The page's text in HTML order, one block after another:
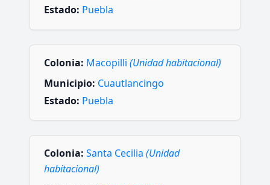
Estado: Puebla
Colonia: Macopilli (Unidad habitacional)
Municipio: Cuautlancingo
Estado: Puebla
Colonia: Santa Cecilia (Unidad
habitacional)